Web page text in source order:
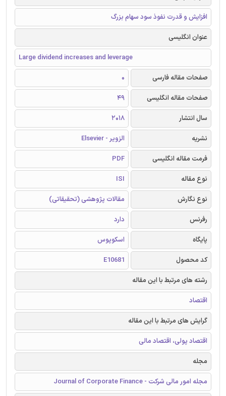
افزایش و قدرت نفوذ سود سهام بزرگ
عنوان انگلیسی
Large dividend increases and leverage
صفحات مقاله فارسی
0
صفحات مقاله انگلیسی
49
سال انتشار
2018
نشریه
الزویر - Elsevier
فرمت مقاله انگلیسی
PDF
نوع مقاله
ISI
نوع نگارش
مقالات پژوهشی (تحقیقاتی)
رفرنس
دارد
پایگاه
اسکوپوس
کد محصول
E10681
رشته های مرتبط با این مقاله
اقتصاد
گرایش های مرتبط با این مقاله
اقتصاد پولی، اقتصاد مالی
مجله
مجله امور مالی شرکت - Journal of Corporate Finance